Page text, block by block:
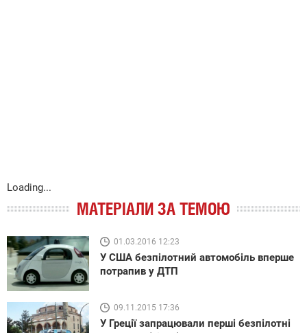
Loading...
МАТЕРІАЛИ ЗА ТЕМОЮ
01.03.2016 12:23
У США безпілотний автомобіль вперше
потрапив у ДТП
09.11.2015 17:36
У Греції запрацювали перші безпілотні